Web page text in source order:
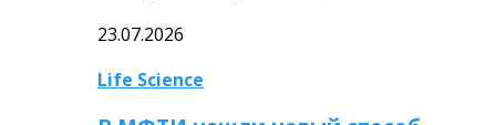
23.07.2026
Life Science